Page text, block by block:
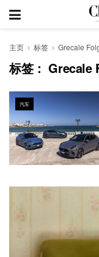
主页 标签 Grecale
标签：Grecale
汽车